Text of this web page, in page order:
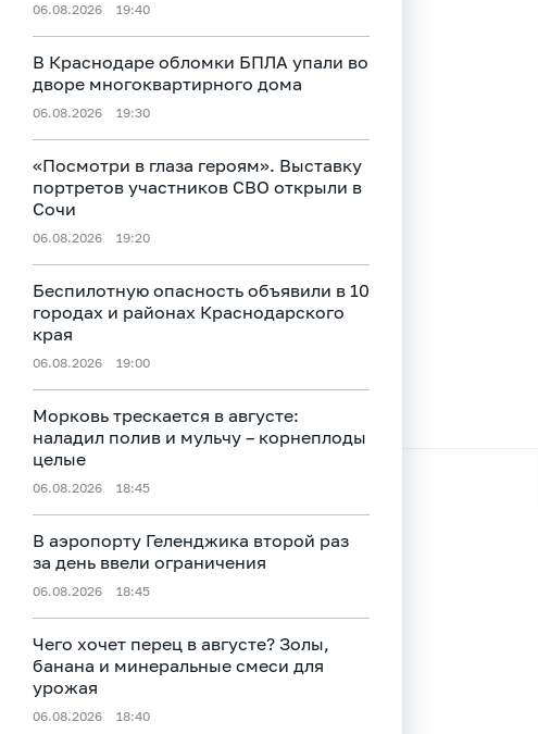
06.08.2026 19:40
В Краснодаре обломки БПЛА упали во
дворе многоквартирного дома
06.08.2026 19:30
«Посмотри в глаза героям». Выставку
портретов участников СВО открыли в
Сочи
06.08.2026 19:20
Беспилотную опасность объявили в 10
городах и районах Краснодарского
края
06.08.2026 19:00
Морковь трескается в августе:
наладил полив и мульчу – корнеплоды
целые
06.08.2026 18:45
В аэропорту Геленджика второй раз
за день ввели ограничения
06.08.2026 18:45
Чего хочет перец в августе? Золы,
банана и минеральные смеси для
урожая
06.08.2026 18:40